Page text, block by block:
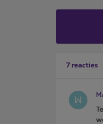
7 reacties